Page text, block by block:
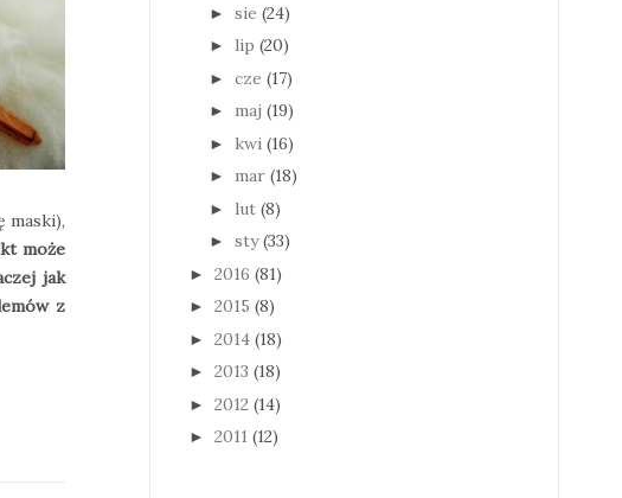
maski),
może
jak
z
► sie (24)
► lip (20)
► cze (17)
► maj (19)
► kwi (16)
► mar (18)
► lut (8)
► sty (33)
► 2016 (81)
► 2015 (8)
► 2014 (18)
► 2013 (18)
► 2012 (14)
► 2011 (12)